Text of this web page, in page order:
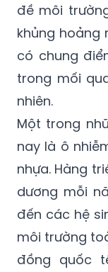
đề môi
khủng
có chung
trong mối
nhiên.
Một trong
nay là ô
nhựa. Hàng
dương mỗi
đến các hệ
môi trường
đồng quốc